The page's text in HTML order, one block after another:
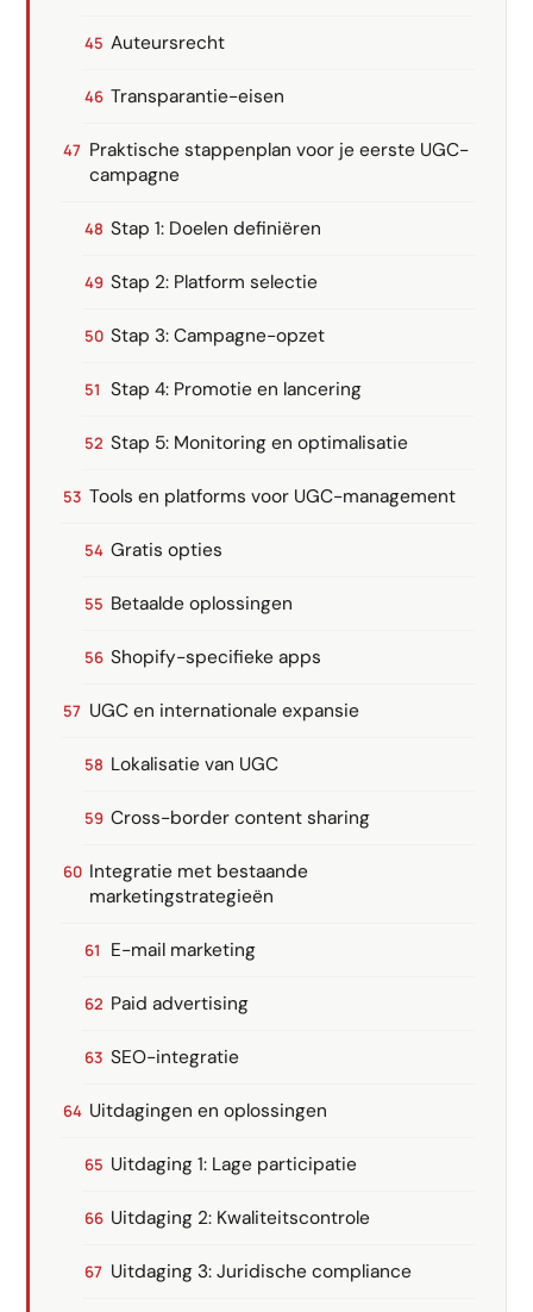
Auteursrecht
Transparantie-eisen
Praktische stappenplan voor je eerste UGC-
campagne
Stap 1: Doelen definiëren
Stap 2: Platform selectie
Stap 3: Campagne-opzet
Stap 4: Promotie en lancering
Stap 5: Monitoring en optimalisatie
Tools en platforms voor UGC-management
Gratis opties
Betaalde oplossingen
Shopify-specifieke apps
UGC en internationale expansie
Lokalisatie van UGC
Cross-border content sharing
Integratie met bestaande
marketingstrategieën
E-mail marketing
Paid advertising
SEO-integratie
Uitdagingen en oplossingen
Uitdaging 1: Lage participatie
Uitdaging 2: Kwaliteitscontrole
Uitdaging 3: Juridische compliance